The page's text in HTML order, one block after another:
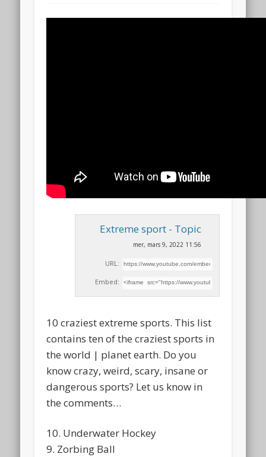
Extreme sport - Topic
mer, mars 9, 2022 11:56
URL:
Embed:
10 craziest extreme sports. This list
contains ten of the craziest sports in
the world | planet earth. Do you
know crazy, weird, scary, insane or
dangerous sports? Let us know in
the comments…
10. Underwater Hockey
9. Zorbing Ball